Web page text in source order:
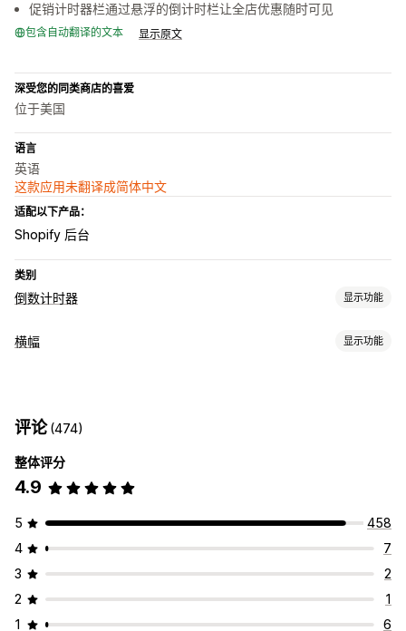
促销计时器栏通过悬浮的倒计时栏让全店优惠随时可见
包含自动翻译的文本 显示原文
深受您的同类商店的喜爱
位于美国
语言
英语
这款应用未翻译成简体中文
适配以下产品：
Shopify 后台
类别
倒数计时器 显示功能
展示选项
计时选项
基于访问
每日特惠 限时抢购 限时促销 失效日期 特别活动 产品发布
发货截止时间 商店发布
横幅 显示功能
横幅位置
自动适应移动设备 安排日程
评论(474)
整体评分
4.9
5
458
4
7
3
2
2
1
1
6